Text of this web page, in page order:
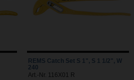
REMS Catch Set S 1", S 1 1/2", W
240
Art.-Nr. 116X01 R